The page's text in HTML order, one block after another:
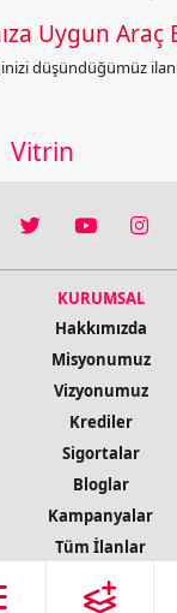
Uygun Araç
düşündüğümüz
Vitrin
KURUMSAL
Hakkımızda
Misyonumuz
Vizyonumuz
Krediler
Sigortalar
Bloglar
Kampanyalar
Tüm İlanlar
İletişim Bilgileri